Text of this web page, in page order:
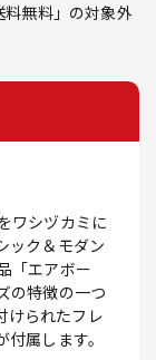
無料」の対象外
ワシヅカミに
ック＆モダン
「エアボー
の特徴の一つ
けられたフレ
属します。